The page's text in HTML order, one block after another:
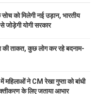
सोच को मिलेगी नई उड़ान, भारतीय
जोड़ेगी योगी सरकार
की ताकत, कुछ लोग कर रहे बदनाम-
में महिलाओं ने CM रेखा गुप्ता को बांधी
के लिए जताया आभार